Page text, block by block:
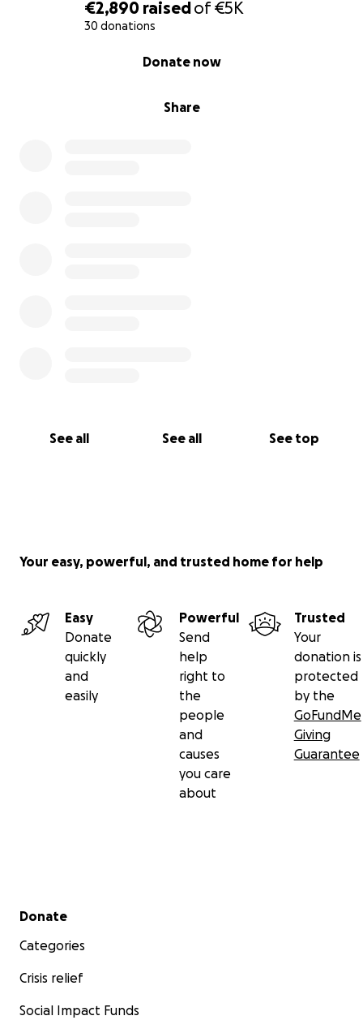
€2,890 raisedof€5K
30 donations
Share
Donate now
See all See all See top
Your easy, powerful, and trusted home for help
Easy
Donate
quickly
and
easily
Powerful
Send
help
right to
the
people
and
causes
you care
about
Trusted
Your
donation is
protected
by the
GoFundMe
Giving
Guarantee
Secondary menu
Donate
Categories
Crisis relief
Social Impact Funds